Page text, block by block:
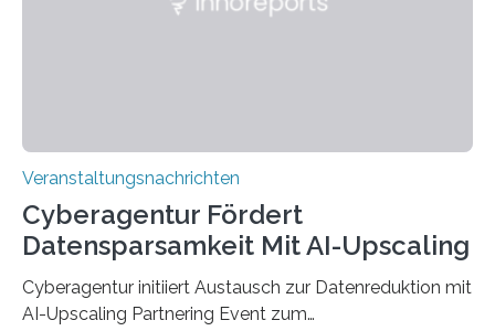
Veranstaltungsnachrichten
Cyberagentur Fördert
Datensparsamkeit Mit AI-Upscaling
Cyberagentur initiiert Austausch zur Datenreduktion mit
AI-Upscaling Partnering Event zum